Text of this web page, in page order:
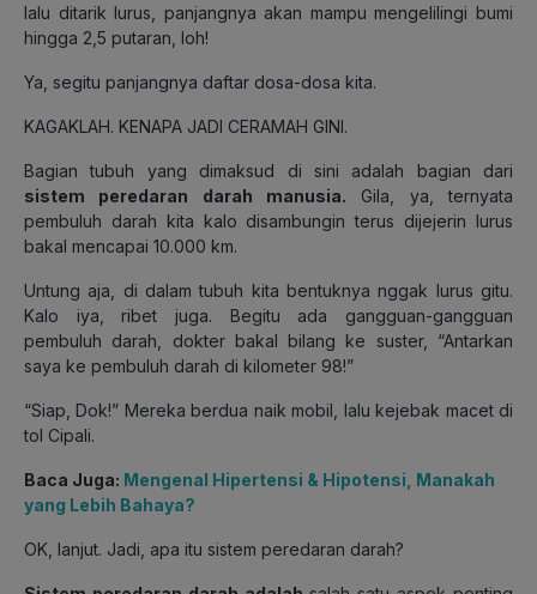
lalu ditarik lurus, panjangnya akan mampu mengelilingi bumi
hingga 2,5 putaran, loh!
Ya, segitu panjangnya daftar dosa-dosa kita.
KAGAKLAH. KENAPA JADI CERAMAH GINI.
Bagian tubuh yang dimaksud di sini adalah bagian dari
sistem peredaran darah manusia. Gila, ya, ternyata
pembuluh darah kita kalo disambungin terus dijejerin lurus
bakal mencapai 10.000 km.
Untung aja, di dalam tubuh kita bentuknya nggak lurus gitu.
Kalo iya, ribet juga. Begitu ada gangguan-gangguan
pembuluh darah, dokter bakal bilang ke suster, “Antarkan
saya ke pembuluh darah di kilometer 98!”
“Siap, Dok!” Mereka berdua naik mobil, lalu kejebak macet di
tol Cipali.
Baca Juga: Mengenal Hipertensi & Hipotensi, Manakah
yang Lebih Bahaya?
OK, lanjut. Jadi, apa itu sistem peredaran darah?